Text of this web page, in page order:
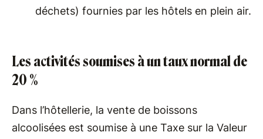
déchets) fournies par les hôtels en plein air.
Les activités soumises à un taux normal de
20 %
Dans l’hôtellerie, la vente de boissons
alcoolisées est soumise à une Taxe sur la Valeur